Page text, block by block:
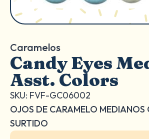
Caramelos
Candy Eyes
Asst. Colors
SKU: FVF-GC06002
OJOS DE CARAMELO MEDIANOS
SURTIDO